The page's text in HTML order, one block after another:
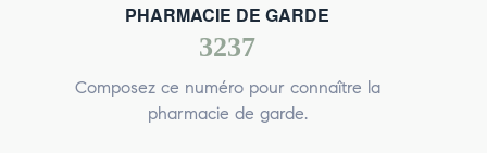
PHARMACIE DE GARDE
3237
Composez ce numéro pour connaître la
pharmacie de garde.